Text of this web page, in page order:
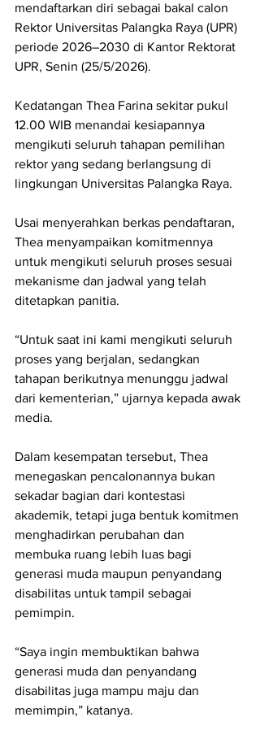
mendaftarkan diri sebagai bakal calon
Rektor Universitas Palangka Raya (UPR)
periode 2026–2030 di Kantor Rektorat
UPR, Senin (25/5/2026).
Kedatangan Thea Farina sekitar pukul
12.00 WIB menandai kesiapannya
mengikuti seluruh tahapan pemilihan
rektor yang sedang berlangsung di
lingkungan Universitas Palangka Raya.
Usai menyerahkan berkas pendaftaran,
Thea menyampaikan komitmennya
untuk mengikuti seluruh proses sesuai
mekanisme dan jadwal yang telah
ditetapkan panitia.
“Untuk saat ini kami mengikuti seluruh
proses yang berjalan, sedangkan
tahapan berikutnya menunggu jadwal
dari kementerian,” ujarnya kepada awak
media.
Dalam kesempatan tersebut, Thea
menegaskan pencalonannya bukan
sekadar bagian dari kontestasi
akademik, tetapi juga bentuk komitmen
menghadirkan perubahan dan
membuka ruang lebih luas bagi
generasi muda maupun penyandang
disabilitas untuk tampil sebagai
pemimpin.
“Saya ingin membuktikan bahwa
generasi muda dan penyandang
disabilitas juga mampu maju dan
memimpin,” katanya.